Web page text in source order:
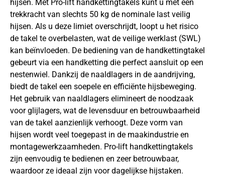
hijsen. Met Pro-lift handkettingtakels kunt u met een
trekkracht van slechts 50 kg de nominale last veilig
hijsen. Als u deze limiet overschrijdt, loopt u het risico
de takel te overbelasten, wat de veilige werklast (SWL)
kan beïnvloeden. De bediening van de handkettingtakel
gebeurt via een handketting die perfect aansluit op een
nestenwiel. Dankzij de naaldlagers in de aandrijving,
biedt de takel een soepele en efficiënte hijsbeweging.
Het gebruik van naaldlagers elimineert de noodzaak
voor glijlagers, wat de levensduur en betrouwbaarheid
van de takel aanzienlijk verhoogt. Deze vorm van
hijsen wordt veel toegepast in de maakindustrie en
montagewerkzaamheden. Pro-lift handkettingtakels
zijn eenvoudig te bedienen en zeer betrouwbaar,
waardoor ze ideaal zijn voor dagelijkse hijstaken.